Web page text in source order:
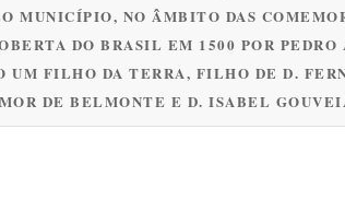
MUNICÍPIO, NO ÂMBITO DAS
DO BRASIL EM 1500 POR PEDRO
UM FILHO DA TERRA, FILHO DE D.
DE BELMONTE E D. ISABEL